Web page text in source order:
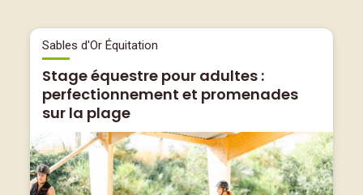
Sables d'Or Équitation
Stage équestre pour adultes :
perfectionnement et promenades
sur la plage